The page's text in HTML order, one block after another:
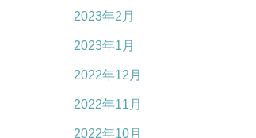
2023年2月
2023年1月
2022年12月
2022年11月
2022年10月